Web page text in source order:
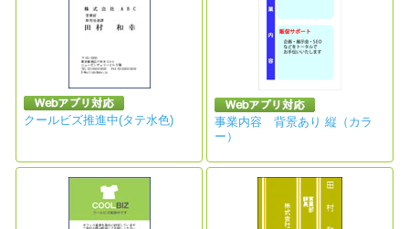
クールビズ推進中(タテ水色)
事業内容 背景あり 縦（カラ
ー）